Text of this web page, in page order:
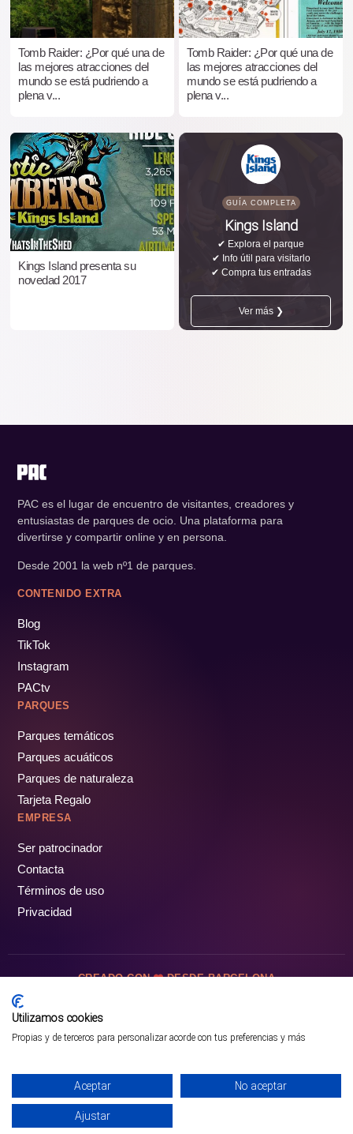
Tomb Raider: ¿Por qué una de
las mejores atracciones del
mundo se está pudriendo a
plena v...
Tomb Raider: ¿Por qué una de
las mejores atracciones del
mundo se está pudriendo a
plena v...
Kings Island presenta su
novedad 2017
GUÍA COMPLETA
Kings Island
✔ Explora el parque
✔ Info útil para visitarlo
✔ Compra tus entradas
Ver más ❯
¡PÁSALO!
PAC es el lugar de encuentro de visitantes, creadores y
entusiastas de parques de ocio. Una plataforma para
divertirse y compartir online y en persona.
Desde 2001 la web nº1 de parques.
CONTENIDO EXTRA
Blog
TikTok
Instagram
PACtv
PARQUES
Parques temáticos
Parques acuáticos
Parques de naturaleza
Tarjeta Regalo
EMPRESA
Ser patrocinador
Contacta
Términos de uso
Privacidad
CREADO CON DESDE BARCELONA
Utilizamos cookies
Propias y de terceros para personalizar acorde con tus preferencias y más
Aceptar No aceptar
Ajustar